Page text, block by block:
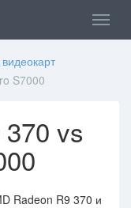
S7000
vs
Radeon R9 370 и